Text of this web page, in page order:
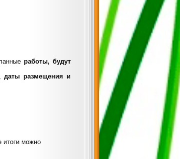
работы, будут
даты размещения и
итоги можно